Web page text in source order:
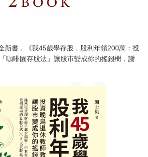
新書，《我45歲學存股，股利年領200萬：投
咖啡園存股法」讓股市變成你的搖錢樹，謝